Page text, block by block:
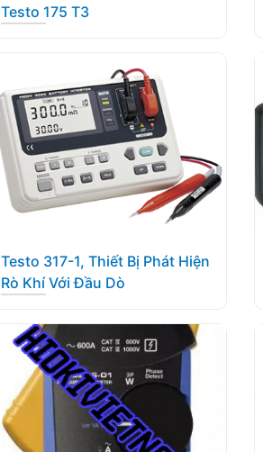
Testo 175 T3
Testo 317-1, Thiết Bị Phát Hiện
Rò Khí Với Đầu Dò